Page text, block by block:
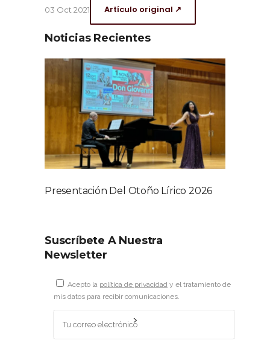
03 Oct 2021 Artículo original ↗
Noticias Recientes
Presentación Del Otoño Lírico 2026
Suscríbete A Nuestra
Newsletter
Acepto la política de privacidad y el tratamiento de
mis datos para recibir comunicaciones.